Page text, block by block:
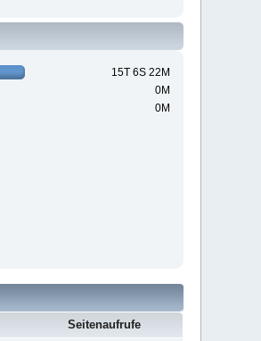
15T 6S 22M
0M
0M
Seitenaufrufe